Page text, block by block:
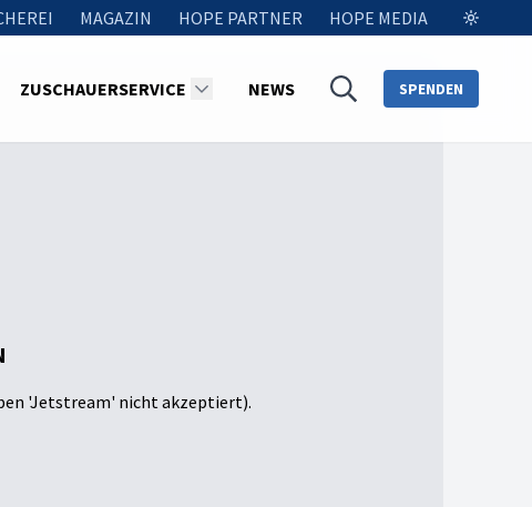
MAGAZIN HOPE PARTNER HOPE MEDIA
ZUSCHAUERSERVICE NEWS SPENDEN
'Jetstream' nicht akzeptiert).